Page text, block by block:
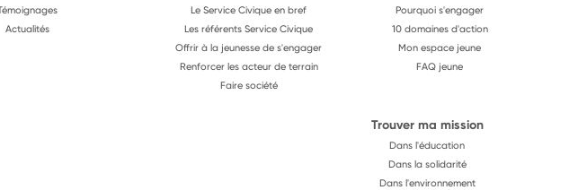
Actualités
Le Service Civique en bref
Les référents Service Civique
Offrir à la jeunesse de s'engager
Renforcer les acteur de terrain
Faire société
Pourquoi s'engager
10 domaines d'action
Mon espace jeune
FAQ jeune
Trouver ma mission
Dans l'éducation
Dans la solidarité
Dans l'environnement